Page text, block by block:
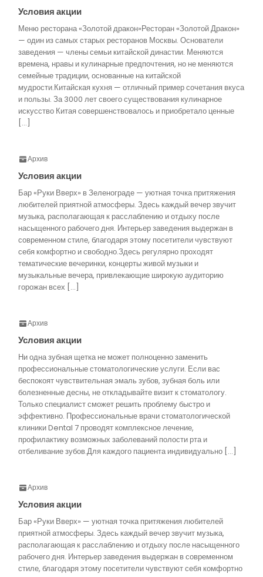
Условия акции
Меню ресторана «Золотой дракон»Ресторан «Золотой Дракон»
— один из самых старых ресторанов Москвы. Основатели
заведения — члены семьи китайской династии. Меняются
времена, нравы и кулинарные предпочтения, но не меняются
семейные традиции, основанные на китайской
мудрости.Китайская кухня — отличный пример сочетания вкуса
и пользы. За 3000 лет своего существования кулинарное
искусство Китая совершенствовалось и приобретало ценные
[…]
Архив
Условия акции
Бар «Руки Вверх» в Зеленограде — уютная точка притяжения
любителей приятной атмосферы. Здесь каждый вечер звучит
музыка, располагающая к расслаблению и отдыху после
насыщенного рабочего дня. Интерьер заведения выдержан в
современном стиле, благодаря этому посетители чувствуют
себя комфортно и свободно.Здесь регулярно проходят
тематические вечеринки, концерты живой музыки и
музыкальные вечера, привлекающие широкую аудиторию
горожан всех […]
Архив
Условия акции
Ни одна зубная щетка не может полноценно заменить
профессиональные стоматологические услуги. Если вас
беспокоят чувствительная эмаль зубов, зубная боль или
болезненные десны, не откладывайте визит к стоматологу.
Только специалист сможет решить проблему быстро и
эффективно. Профессиональные врачи стоматологической
клиники Dental 7 проводят комплексное лечение,
профилактику возможных заболеваний полости рта и
отбеливание зубов.Для каждого пациента индивидуально […]
Архив
Условия акции
Бар «Руки Вверх» — уютная точка притяжения любителей
приятной атмосферы. Здесь каждый вечер звучит музыка,
располагающая к расслаблению и отдыху после насыщенного
рабочего дня. Интерьер заведения выдержан в современном
стиле, благодаря этому посетители чувствуют себя комфортно